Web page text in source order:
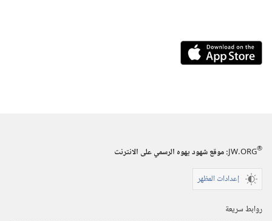
Download
on
نافذة
JW.ORG®
:‏ موقع شهود يهوه الرسمي على الانترنت
إعدادات المظهر
روابط سريعة